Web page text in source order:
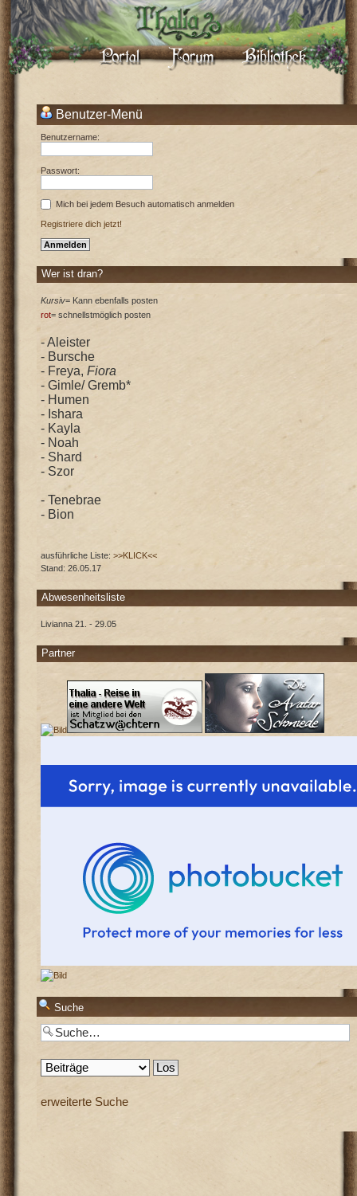
Benutzer-Menü
Benutzername:
Passwort:
Mich bei jedem Besuch automatisch anmelden
Registriere dich jetzt!
Wer ist dran?
Kursiv= Kann ebenfalls posten
rot= schnellstmöglich posten
- Aleister
- Bursche
- Freya,Fiora
- Gimle/ Gremb*
- Humen
- Ishara
- Kayla
- Noah
- Shard
- Szor
- Tenebrae
- Bion
ausführliche Liste:>>KLICK<<
Stand: 26.05.17
Abwesenheitsliste
Livianna 21. - 29.05
Partner
Suche
erweiterte Suche